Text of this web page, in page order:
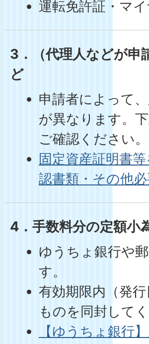
運転免許証・マ
3．（代理人などが申
ど
申請者によって
が異なります。
ご確認ください。
固定資産証明書
認書類・その他
4．手数料分の定額小
ゆうちょ銀行や
す。
有効期限内（発
ものを同封して
【ゆうちょ銀行